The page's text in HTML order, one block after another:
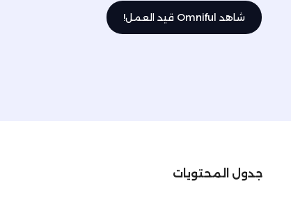
شاهد Omniful قيد العمل!
جدول المحتويات